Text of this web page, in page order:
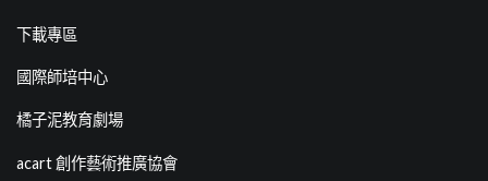
下載專區
國際師培中心
橘子泥教育劇場
acart 創作藝術推廣協會